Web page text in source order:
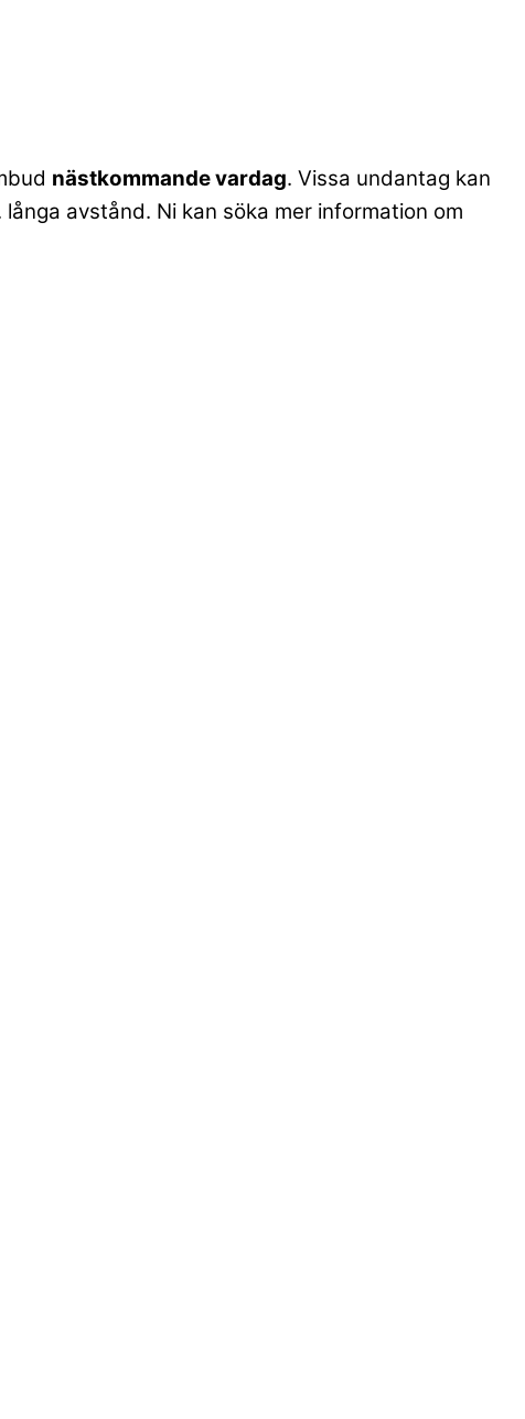
nästkommande vardag. Vissa undantag kan
avstånd. Ni kan söka mer information om